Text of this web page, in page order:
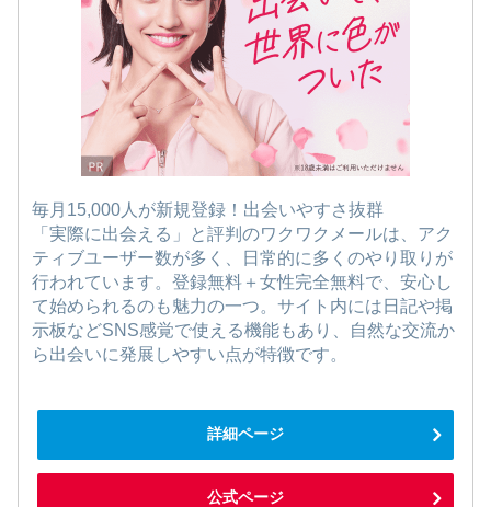
毎月15,000人が新規登録！出会いやすさ抜群
「実際に出会える」と評判のワクワクメールは、アク
ティブユーザー数が多く、日常的に多くのやり取りが
行われています。登録無料＋女性完全無料で、安心し
て始められるのも魅力の一つ。サイト内には日記や掲
示板などSNS感覚で使える機能もあり、自然な交流か
ら出会いに発展しやすい点が特徴です。
詳細ページ
公式ページ